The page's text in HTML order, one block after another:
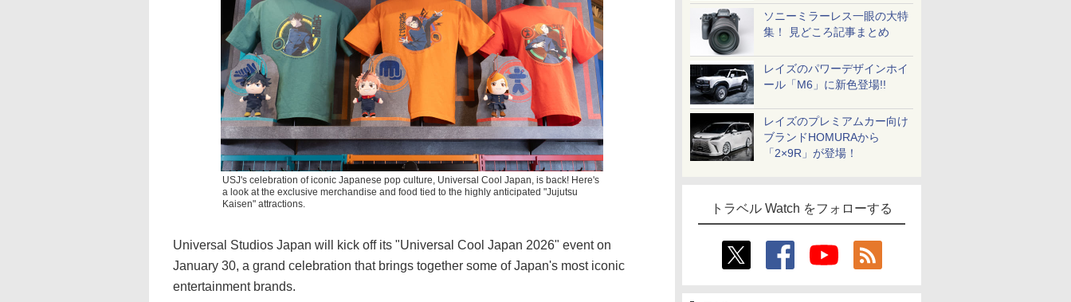
一気に聴く
ソニーミラーレス一眼の大特
集！ 見どころ記事まとめ
レイズのパワーデザインホイ
ール「M6」に新色登場!!
レイズのプレミアムカー向け
ブランドHOMURAから
「2×9R」が登場！
トラベル Watch をフォローする
USJ's celebration of iconic Japanese pop culture, Universal Cool Japan, is back! Here's
a look at the exclusive merchandise and food tied to the highly anticipated "Jujutsu
Kaisen" attractions.
Universal Studios Japan will kick off its "Universal Cool Japan 2026" event on
January 30, a grand celebration that brings together some of Japan's most iconic
entertainment brands.